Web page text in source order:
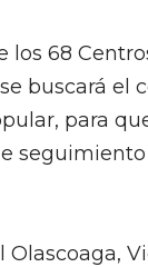
los 68
buscará el
para
Olascoaga,